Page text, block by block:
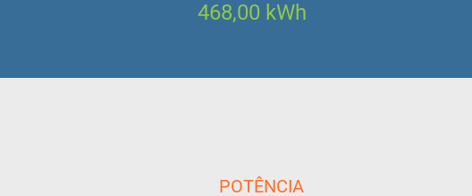
468,00 kWh
POTÊNCIA